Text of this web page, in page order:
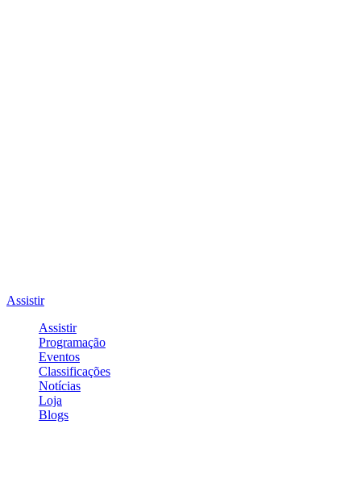
Assistir
Assistir
Programação
Eventos
Classificações
Notícias
Loja
Blogs